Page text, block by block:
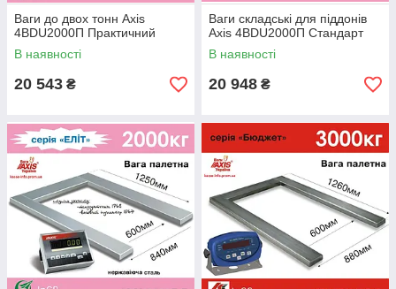
Ваги до двох тонн Ахіѕ
4BDU2000П Практичний
В наявності
20 543 ₴
Ваги складські для піддонів
Ахіѕ 4BDU2000П Стандарт
В наявності
20 948 ₴